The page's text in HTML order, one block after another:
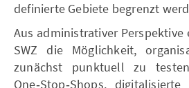
definierte Gebiete begrenzt
Aus administrativer
SWZ die Möglichkeit,
zunächst punktuell zu
One‑Stop‑Shops,